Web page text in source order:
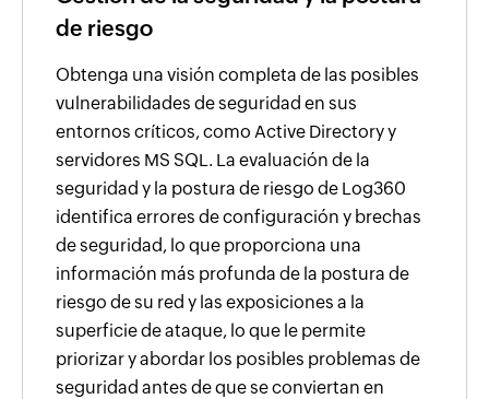
de riesgo
Obtenga una visión completa de las posibles
vulnerabilidades de seguridad en sus
entornos críticos, como Active Directory y
servidores MS SQL. La evaluación de la
seguridad y la postura de riesgo de Log360
identifica errores de configuración y brechas
de seguridad, lo que proporciona una
información más profunda de la postura de
riesgo de su red y las exposiciones a la
superficie de ataque, lo que le permite
priorizar y abordar los posibles problemas de
seguridad antes de que se conviertan en